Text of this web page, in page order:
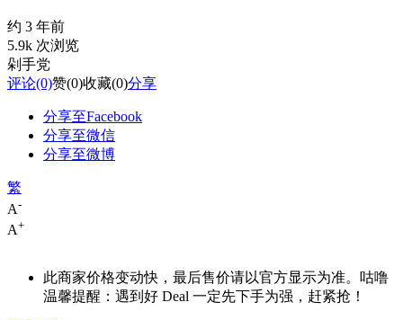
约 3 年前
5.9k 次浏览
剁手党
评论(0)赞(0)收藏(0)分享
分享至Facebook
分享至微信
分享至微博
繁
A-
A+
此商家价格变动快，最后售价请以官方显示为准。咕噜
温馨提醒：遇到好 Deal 一定先下手为强，赶紧抢！